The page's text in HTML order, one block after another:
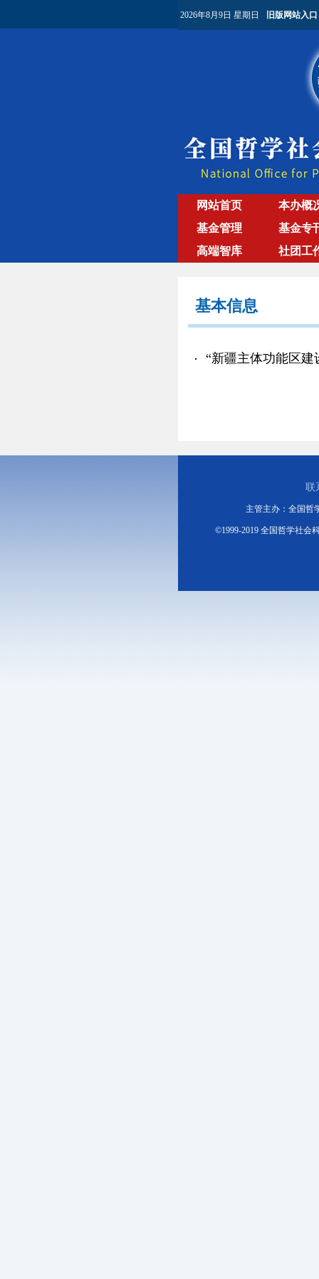
2026年8月9日 星期日 旧版网站入口
网站首页
本办概
基金管理
基金专
高端智库
社团工
基本信息
联
主管主办：全国哲
©1999-2019 全国哲学社会